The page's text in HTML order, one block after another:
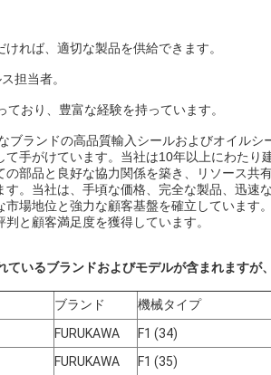
れば、適切な製品を供給できます。
担当者。
おり、豊富な経験を持っています。
ブランドの高品質輸入シールおよびオイル
手がけています。当社は10年以上にわたり
部品と良好な協力関係を築き、リソース共
。当社は、手頃な価格、完全な製品、迅速
場地位と強力な顧客基盤を確立しています
と顧客満足度を獲得しています。
いるブランドおよびモデルが含まれますが
ブランド
機械タイプ
FURUKAWA
F1 (34)
FURUKAWA F1 (35)